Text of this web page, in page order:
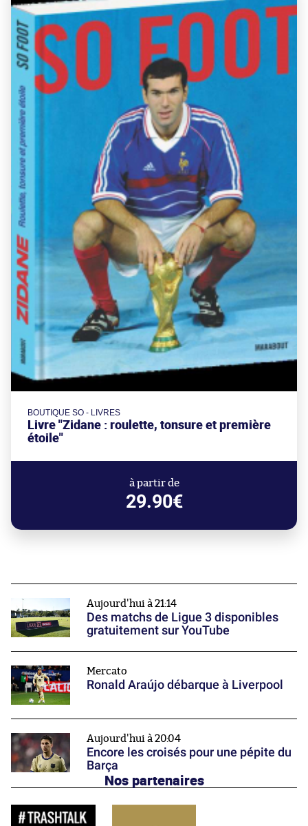
BOUTIQUE SO - LIVRES
Livre "Zidane : roulette, tonsure et première
étoile"
à partir de
29.90€
Aujourd'hui à 21:14
Des matchs de Ligue 3 disponibles
gratuitement sur YouTube
Mercato
Ronald Araújo débarque à Liverpool
Aujourd'hui à 20:04
Encore les croisés pour une pépite du
Barça
Nos partenaires